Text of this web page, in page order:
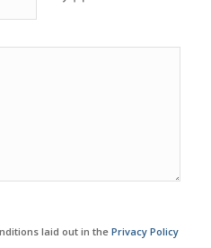
laid out in thePrivacy Policy